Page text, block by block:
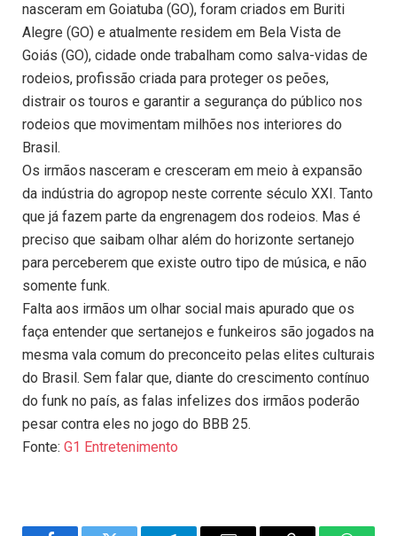
nasceram em Goiatuba (GO), foram criados em Buriti
Alegre (GO) e atualmente residem em Bela Vista de
Goiás (GO), cidade onde trabalham como salva-vidas de
rodeios, profissão criada para proteger os peões,
distrair os touros e garantir a segurança do público nos
rodeios que movimentam milhões nos interiores do
Brasil.
Os irmãos nasceram e cresceram em meio à expansão
da indústria do agropop neste corrente século XXI. Tanto
que já fazem parte da engrenagem dos rodeios. Mas é
preciso que saibam olhar além do horizonte sertanejo
para perceberem que existe outro tipo de música, e não
somente funk.
Falta aos irmãos um olhar social mais apurado que os
faça entender que sertanejos e funkeiros são jogados na
mesma vala comum do preconceito pelas elites culturais
do Brasil. Sem falar que, diante do crescimento contínuo
do funk no país, as falas infelizes dos irmãos poderão
pesar contra eles no jogo do BBB 25.
Fonte: G1 Entretenimento